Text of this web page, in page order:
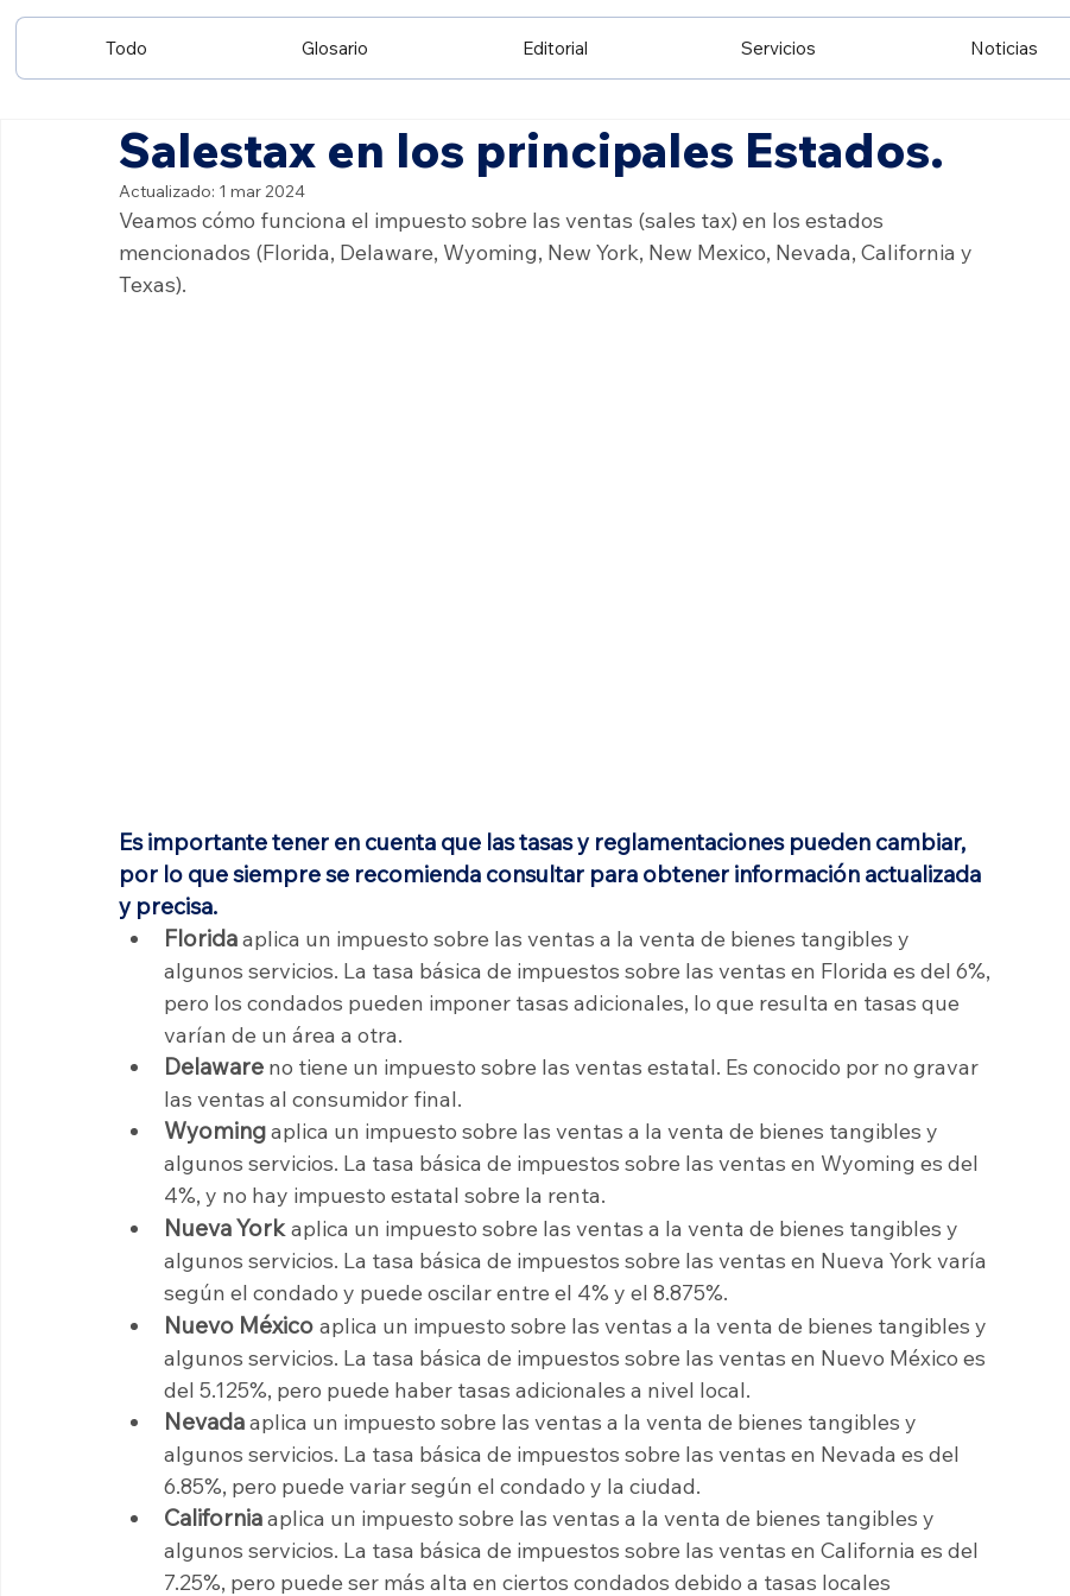
Todo Glosario Editorial Servicios Noticias
Salestax en los principales Estados.
Actualizado: 1 mar 2024
Veamos cómo funciona el impuesto sobre las ventas (sales tax) en los estados
mencionados (Florida, Delaware, Wyoming, New York, New Mexico, Nevada, California y
Texas).
Es importante tener en cuenta que las tasas y reglamentaciones pueden cambiar,
por lo que siempre se recomienda consultar para obtener información actualizada
y precisa.
Floridaaplica un impuesto sobre las ventas a la venta de bienes tangibles y
algunos servicios. La tasa básica de impuestos sobre las ventas en Florida es del 6%,
pero los condados pueden imponer tasas adicionales, lo que resulta en tasas que
varían de un área a otra.
Delaware no tiene un impuesto sobre las ventas estatal. Es conocido por no gravar
las ventas al consumidor final.
Wyoming aplica un impuesto sobre las ventas a la venta de bienes tangibles y
algunos servicios. La tasa básica de impuestos sobre las ventas en Wyoming es del
4%, y no hay impuesto estatal sobre la renta.
Nueva York aplica un impuesto sobre las ventas a la venta de bienes tangibles y
algunos servicios. La tasa básica de impuestos sobre las ventas en Nueva York varía
según el condado y puede oscilar entre el 4% y el 8.875%.
Nuevo México aplica un impuesto sobre las ventas a la venta de bienes tangibles y
algunos servicios. La tasa básica de impuestos sobre las ventas en Nuevo México es
del 5.125%, pero puede haber tasas adicionales a nivel local.
Nevada aplica un impuesto sobre las ventas a la venta de bienes tangibles y
algunos servicios. La tasa básica de impuestos sobre las ventas en Nevada es del
6.85%, pero puede variar según el condado y la ciudad.
California aplica un impuesto sobre las ventas a la venta de bienes tangibles y
algunos servicios. La tasa básica de impuestos sobre las ventas en California es del
7.25%, pero puede ser más alta en ciertos condados debido a tasas locales